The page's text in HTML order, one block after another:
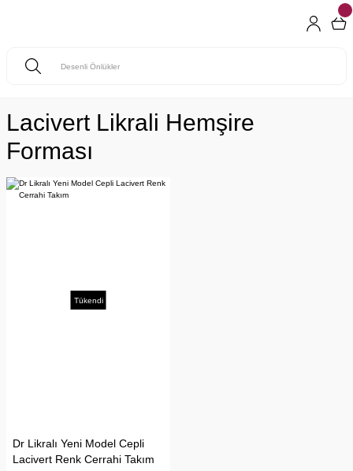
Lacivert Likrali Hemşire
Forması
Tükendi
Dr Likralı Yeni Model Cepli
Lacivert Renk Cerrahi Takım